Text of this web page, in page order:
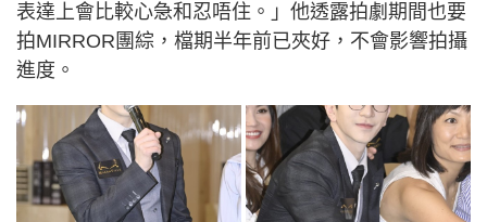
表達上會比較心急和忍唔住。」他透露拍劇期間也要
拍MIRROR團綜，檔期半年前已夾好，不會影響拍攝
進度。